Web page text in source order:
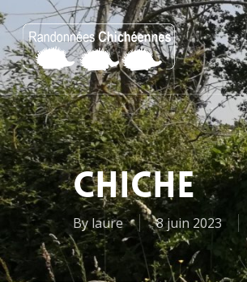
Skip
to
main
content
CHICHE
By laure 8 juin 2023